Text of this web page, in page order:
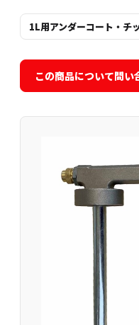
1L用アンダーコート・チ
この商品について問い